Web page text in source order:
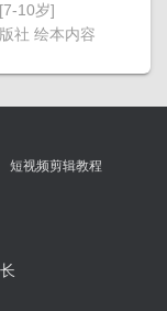
10岁]
社 绘本内容
短视频剪辑教程